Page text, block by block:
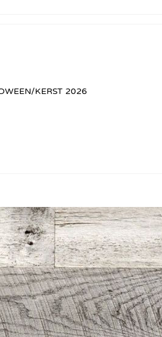
KERST 2026